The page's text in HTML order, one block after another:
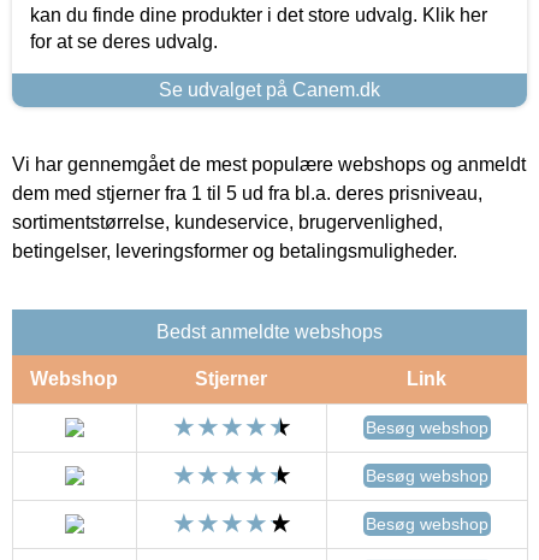
kan du finde dine produkter i det store udvalg. Klik her
for at se deres udvalg.
Se udvalget på Canem.dk
Vi har gennemgået de mest populære webshops og anmeldt
dem med stjerner fra 1 til 5 ud fra bl.a. deres prisniveau,
sortimentstørrelse, kundeservice, brugervenlighed,
betingelser, leveringsformer og betalingsmuligheder.
Bedst anmeldte webshops
Webshop Stjerner Link
Besøg webshop
Besøg webshop
Besøg webshop